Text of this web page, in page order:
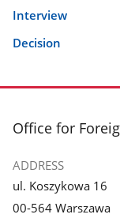
Interview
Decision
footer
Office for
ADDRESS
ul. Koszykowa 16
00-564 Warszawa